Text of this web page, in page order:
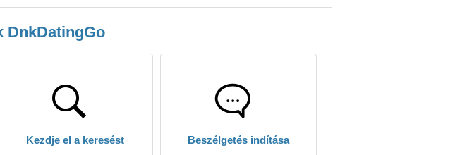
DnkDatingGo
Kezdje el a keresést Beszélgetés indítása